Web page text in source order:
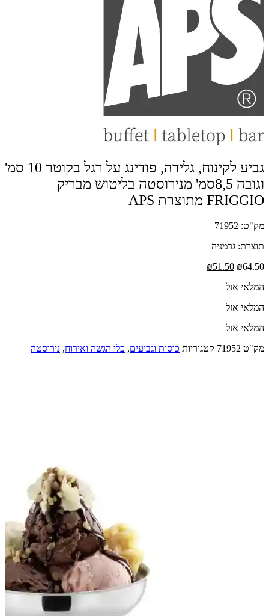
גביע לקינוח, גלידה, פודינג על רגל בקוטר 10 סמ'
וגובה 8,5סמ' מנירוסטה בליטוש מבריק
FRIGGIO מתוצרת APS
מק"ט: 71952
תוצרת: גרמניה
₪64.50
המחיר
היה:
₪51.50
המלאי אזל
המלאי אזל
המלאי אזל
מק"ט 71952 קטגוריות כוסות וגביעים, כלי הגשה ואירוח, נירוסטה